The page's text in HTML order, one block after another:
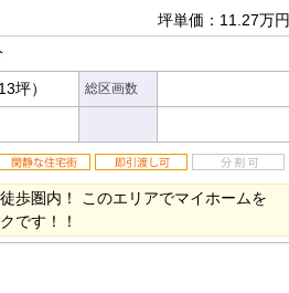
坪単価：11.27万円
坪） 総区画数
歩圏内！ このエリアでマイホームを
です！！